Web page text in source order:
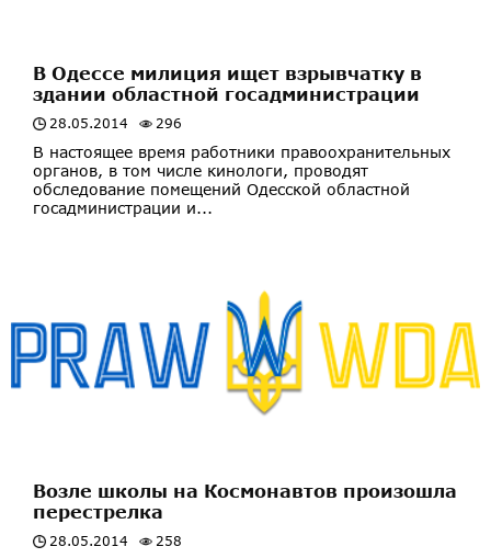
В Одессе милиция ищет взрывчатку в
здании областной госадминистрации
28.05.2014 296
В настоящее время работники правоохранительных
органов, в том числе кинологи, проводят
обследование помещений Одесской областной
госадминистрации и...
Возле школы на Космонавтов произошла
перестрелка
28.05.2014 258